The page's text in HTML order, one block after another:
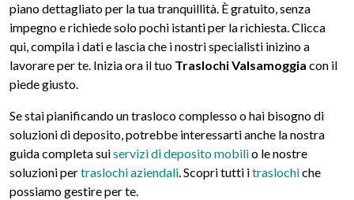
piano dettagliato per la tua tranquillità. È gratuito, senza
impegno e richiede solo pochi istanti per la richiesta. Clicca
qui, compila i dati e lascia che i nostri specialisti inizino a
lavorare per te. Inizia ora il tuo Traslochi Valsamoggia con il
piede giusto.
Se stai pianificando un trasloco complesso o hai bisogno di
soluzioni di deposito, potrebbe interessarti anche la nostra
guida completa suiservizi di deposito mobilio le nostre
soluzioni pertraslochi aziendali. Scopri tutti itraslochiche
possiamo gestire per te.